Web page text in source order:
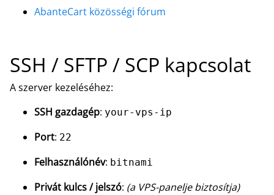
AbanteCart közösségi fórum
SSH / SFTP / SCP kapcsolat
A szerver kezeléséhez:
SSH gazdagép: your-vps-ip
Port: 22
Felhasználónév: bitnami
Privát kulcs / jelszó: (a VPS-panelje biztosítja)